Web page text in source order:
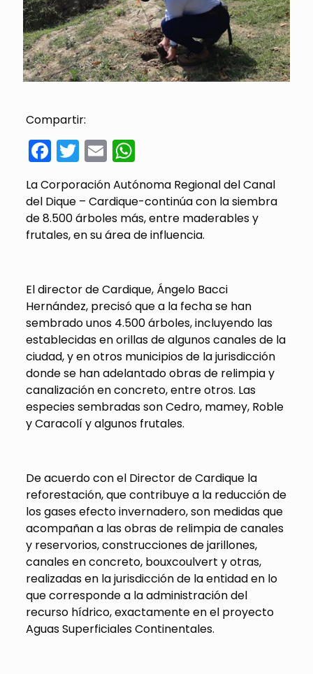
Compartir:
Facebook
Twitter
EmailWhatsApp
La Corporación Autónoma Regional del Canal
del Dique – Cardique-continúa con la siembra
de 8.500 árboles más, entre maderables y
frutales, en su área de influencia.
El director de Cardique, Ángelo Bacci
Hernández, precisó que a la fecha se han
sembrado unos 4.500 árboles, incluyendo las
establecidas en orillas de algunos canales de la
ciudad, y en otros municipios de la jurisdicción
donde se han adelantado obras de relimpia y
canalización en concreto, entre otros. Las
especies sembradas son Cedro, mamey, Roble
y Caracolí y algunos frutales.
De acuerdo con el Director de Cardique la
reforestación, que contribuye a la reducción de
los gases efecto invernadero, son medidas que
acompañan a las obras de relimpia de canales
y reservorios, construcciones de jarillones,
canales en concreto, bouxcoulvert y otras,
realizadas en la jurisdicción de la entidad en lo
que corresponde a la administración del
recurso hídrico, exactamente en el proyecto
Aguas Superficiales Continentales.